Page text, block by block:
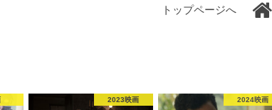
トップページへ
2023映画 2024映画